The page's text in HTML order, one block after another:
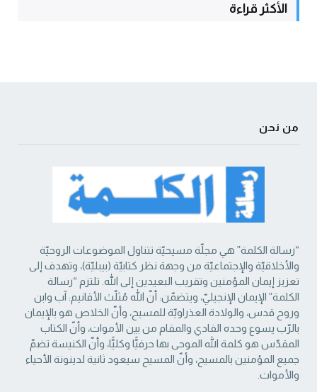
الأكثر قراءة
من نحن
“رسالة الكلمة” هي مجلّة مسيحيّة تتناول الموضوعات الروحيّة
والأخلاقيّة والإجتماعيّة من ‏وجهة نظر كتابيّة (بيبليّة)، وتهدف إلى
تعزيز إيمان المؤمنين وتقريب البعيدين إلى الله. تلتزم “رسالة
‏الكلمة” الإيمان الإنجيليّ، ويتضمّن: أنّ الله مُثلّث الأقانيم: آب وابن
وروح قدس، والولادة العذراويّة ‏للمسيح، وأنّ الخلاص هو بالإيمان
بالرّب يسوع وحده الفادي والمقام من بين الأموات، وأنّ الكتاب
‏المقدّس هو كلمة الله الموحى بها حرفيًّا وكليًّا، وأنّ الكنيسة تضمّ
جميع المؤمنين بالمسيح، وأنّ المسيح ‏سيعود ثانية لدينونة الأحياء
والأموات. ‏